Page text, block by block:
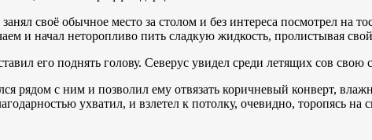
своё обычное место за столом и без интереса посмотрел на
и начал неторопливо пить сладкую жидкость, пролистывая
его поднять голову. Северус увидел среди летящих сов свою
рядом с ним и позволил ему отвязать коричневый конверт,
ухватил, и взлетел к потолку, очевидно, торопясь на